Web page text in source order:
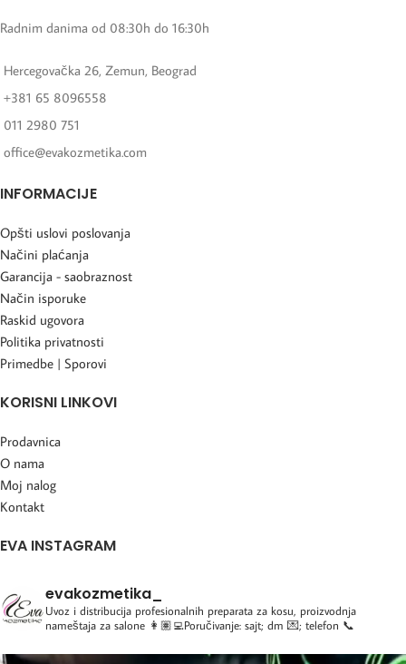
Radnim danima od 08:30h do 16:30h
Hercegovačka 26, Zemun, Beograd
+381 65 8096558
011 2980 751
office@evakozmetika.com
INFORMACIJE
Opšti uslovi poslovanja
Načini plaćanja
Garancija - saobraznost
Način isporuke
Raskid ugovora
Politika privatnosti
Primedbe | Sporovi
KORISNI LINKOVI
Prodavnica
O nama
Moj nalog
Kontakt
EVA INSTAGRAM
evakozmetika_
Uvoz i distribucija profesionalnih preparata za kosu, proizvodnja
nameštaja za salone 👩🏽‍💻Poručivanje: sajt; dm 💌; telefon 📞